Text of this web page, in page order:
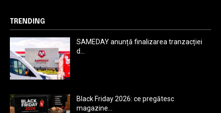
TRENDING
SAMEDAY anunță finalizarea tranzacției
d...
Black Friday 2026: ce pregătesc
magazine...